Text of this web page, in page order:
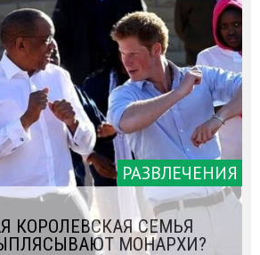
РАЗВЛЕЧЕНИЯ
КОРОЛЕВСКАЯ СЕМЬЯ
МОНАРХИ?